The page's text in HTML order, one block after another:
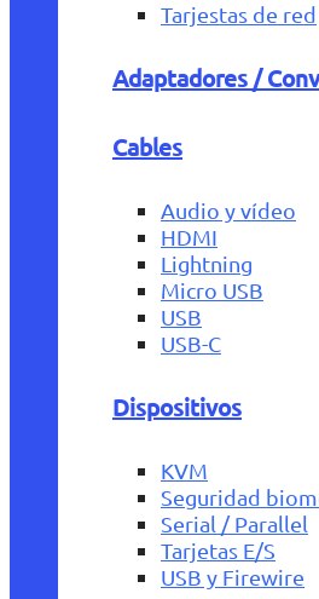
Tarjestas de red
Adaptadores /
Cables
Audio y vídeo
HDMI
Lightning
Micro USB
USB
USB-C
Dispositivos
KVM
Seguridad
Serial / Parallel
Tarjetas E/S
USB y Firewire